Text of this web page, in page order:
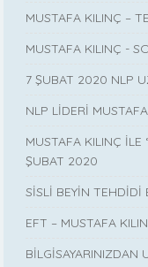
MUSTAFA KILINÇ –
MUSTAFA KILINÇ -
7 ŞUBAT 2020 NLP
NLP LİDERİ
MUSTAFA KILINÇ İLE
ŞUBAT 2020
SİSLİ BEYİN TEHDİDİ
EFT – MUSTAFA
BİLGİSAYARINIZDAN